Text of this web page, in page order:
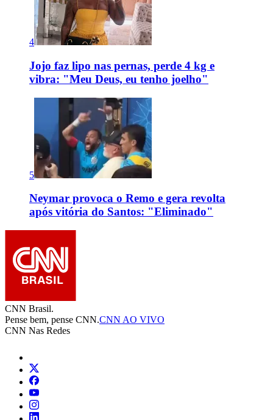
4
Jojo faz lipo nas pernas, perde 4 kg e
vibra: "Meu Deus, eu tenho joelho"
5
Neymar provoca o Remo e gera revolta
após vitória do Santos: "Eliminado"
CNN Brasil.
Pense bem, pense CNN.CNN AO VIVO
CNN Nas Redes